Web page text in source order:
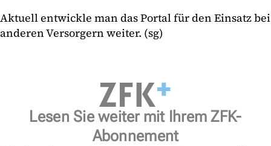
Aktuell entwickle man das Portal für den Einsatz bei
anderen Versorgern weiter. (sg)
Lesen Sie weiter mit Ihrem ZFK-
Abonnement